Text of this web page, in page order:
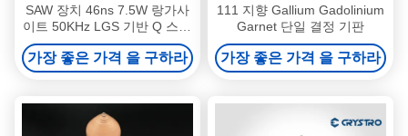
SAW 장치 46ns 7.5W 랑가사
이트 50KHz LGS 기반 Q 스위
치
가장 좋은 가격 을 구하라
111 지향 Gallium Gadolinium
Garnet 단일 결정 기판
가장 좋은 가격 을 구하라